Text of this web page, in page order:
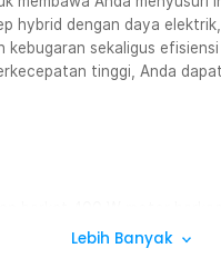
hybrid dengan daya
kebugaran sekaligus
tinggi, Anda
ini mampu melaju hingga
mode assist, Anda
Lebih Banyak